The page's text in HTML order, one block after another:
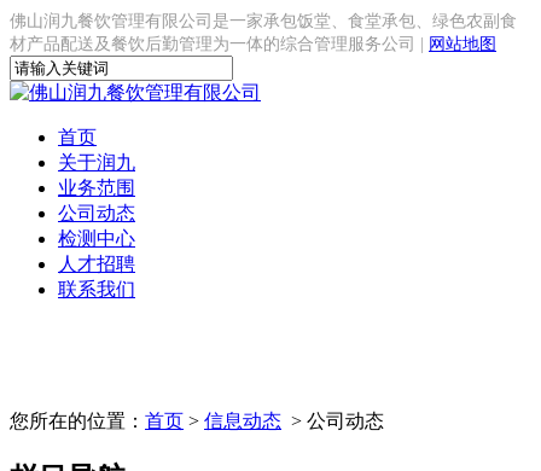
佛山润九餐饮管理有限公司是一家承包饭堂、食堂承包、绿色农副食
材产品配送及餐饮后勤管理为一体的综合管理服务公司 |
网站地图
首页
关于润九
业务范围
公司动态
检测中心
人才招聘
联系我们
您所在的位置： 首页 > 信息动态 > 公司动态